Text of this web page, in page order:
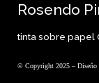
Rosendo
tinta sobre papel
© Copyright 2025 – Diseño